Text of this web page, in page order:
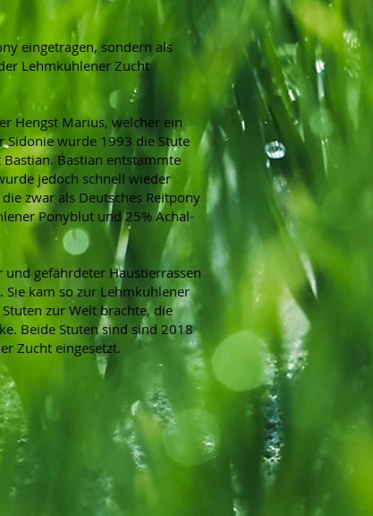
eingetragen, sondern als
Lehmkuhlener Zucht
Hengst Marius, welcher ein
Sidonie wurde 1993 die Stute
Bastian entstammte
jedoch schnell wieder
zwar als Deutsches Reitpony
Ponyblut und 25% Achal-
gefährdeter Haustierrassen
Sie kam so zur Lehmkuhlener
zur Welt brachte, die
Beide Stuten sind sind 2018
Zucht eingesetzt.